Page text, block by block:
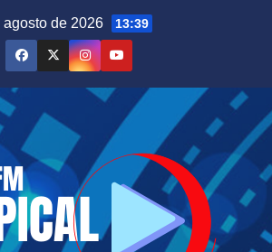
agosto de 2026 13:39